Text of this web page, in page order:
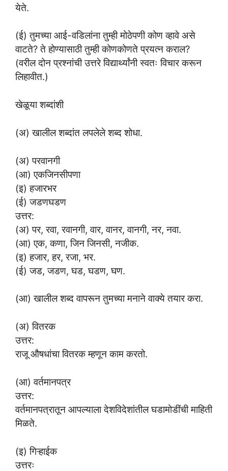
येते.
(ई) तुमच्या आई-वडिलांना तुम्ही मोठेपणी कोण व्हावे असे
वाटते? ते होण्यासाठी तुम्ही कोणकोणते प्रयत्न कराल?
(वरील दोन प्रश्नांची उत्तरे विद्यार्थ्यांनी स्वतः विचार करून
लिहावीत.)
खेळूया शब्दांशी
(अ) खालील शब्दांत लपलेले शब्द शोधा.
(अ) परवानगी
(आ) एकजिनसीपणा
(इ) हजारभर
(ई) जडणघडण
उत्तर:
(अ) पर, रवा, रवानगी, वार, वानर, वानगी, नर, नवा.
(आ) एक, कणा, जिन जिनसी, नजीक.
(इ) हजार, हर, रजा, भर.
(ई) जड, जडण, घड, घडण, घण.
(आ) खालील शब्द वापरून तुमच्या मनाने वाक्ये तयार करा.
(अ) वितरक
उत्तर:
राजू औषधांचा वितरक म्हणून काम करतो.
(आ) वर्तमानपत्र
उत्तर:
वर्तमानपत्रातून आपल्याला देशविदेशांतील घडामोडींची माहिती
मिळते.
(इ) गिऱ्हाईक
उत्तरः